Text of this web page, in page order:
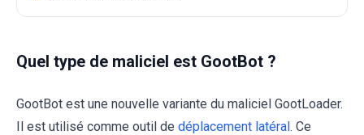
Quel type de maliciel est GootBot ?
GootBot est une nouvelle variante du maliciel GootLoader.
Il est utilisé comme outil de déplacement latéral. Ce